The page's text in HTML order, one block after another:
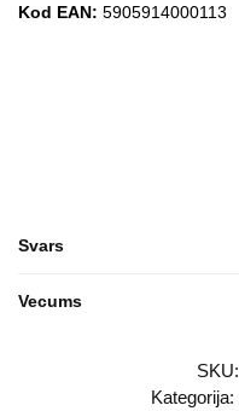
Kod EAN: 5905914000113
Svars
Vecums
SKU:
Kategorija: